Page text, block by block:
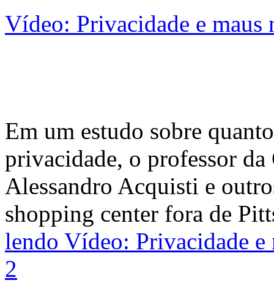
Vídeo: Privacidade e maus
Em um estudo sobre
privacidade, o professor
Alessandro Acquisti e
shopping center fora de
lendo Vídeo: Privacidade e
2